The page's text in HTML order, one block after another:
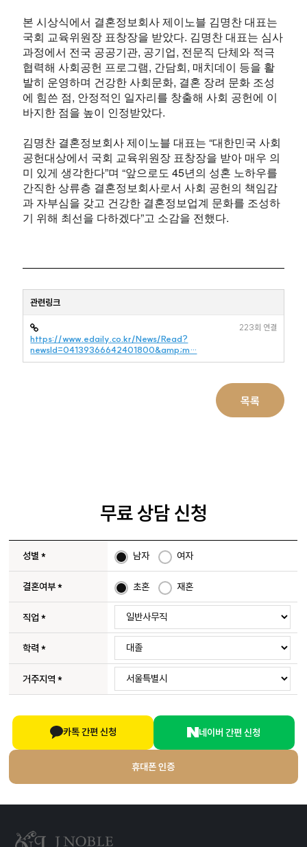
본 시상식에서 결혼정보회사 제이노블 김명찬 대표는
국회 교육위원장 표창장을 받았다. 김명찬 대표는 심사
과정에서 전국 공공기관, 공기업, 전문직 단체와 적극
협력해 사회공헌 프로그램, 간담회, 매치데이 등을 활
발히 운영하며 건강한 사회문화, 결혼 장려 문화 조성
에 힘쓴 점, 안정적인 일자리를 창출해 사회 공헌에 이
바지한 점을 높이 인정받았다.
김명찬 결혼정보회사 제이노블 대표는 “대한민국 사회
공헌대상에서 국회 교육위원장 표창장을 받아 매우 의
미 있게 생각한다”며 “앞으로도 45년의 성혼 노하우를
간직한 상류층 결혼정보회사로서 사회 공헌의 책임감
과 자부심을 갖고 건강한 결혼정보업계 문화를 조성하
기 위해 최선을 다하겠다”고 소감을 전했다.
관련링크
https://www.edaily.co.kr/News/Read?
newsId=04139366642401800&amp;m…
223회 연결
목록
무료 상담 신청
성별* 남자 여자
결혼여부* 초혼 재혼
직업*
학력*
거주지역*
카톡 간편 신청 네이버 간편 신청
휴대폰 인증